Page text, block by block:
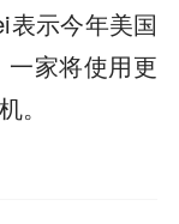
表示今年美国
家将使用更
。